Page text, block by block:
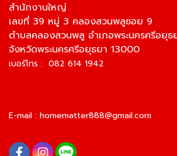
สำนักงานใหญ่
เลขที่ 39 หมู่ 3 คลองสวนพลูซอย 9
ตำบลคลองสวนพลู อำเภอพระนครศรีอยุธ
จังหวัดพระนครศรีอยุธยา 13000
เบอร์โทร : 082 614 1942
E-mail : homematter888@gmail.com